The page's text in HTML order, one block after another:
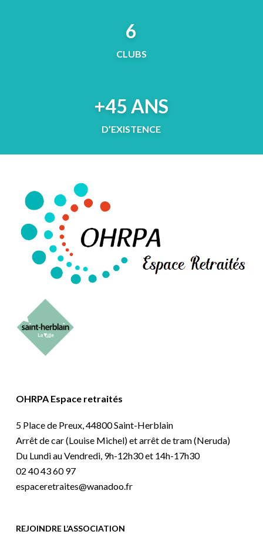
6
CLUBS
+45 ANS
D’EXISTENCE
OHRPA Espace retraités
5 Place de Preux, 44800 Saint-Herblain
Arrêt de car (Louise Michel) et arrêt de tram (Neruda)
Du Lundi au Vendredi, 9h-12h30 et 14h-17h30
02 40 43 60 97
espaceretraites@wanadoo.fr
REJOINDRE L’ASSOCIATION